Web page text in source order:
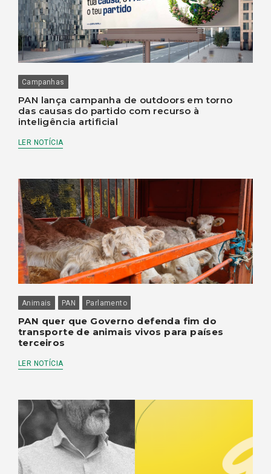
Campanhas
PAN lança campanha de outdoors em torno
das causas do partido com recurso à
inteligência artificial
LER NOTÍCIA
Animais PAN Parlamento
PAN quer que Governo defenda fim do
transporte de animais vivos para países
terceiros
LER NOTÍCIA